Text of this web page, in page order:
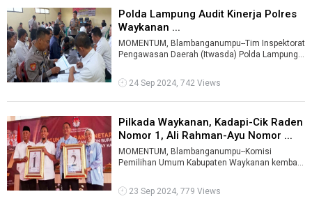
Polda Lampung Audit Kinerja Polres
Waykanan ...
MOMENTUM, Blambanganumpu--Tim Inspektorat
Pengawasan Daerah (Itwasda) Polda Lampung
24 Sep 2024, 742 Views
Pilkada Waykanan, Kadapi-Cik Raden
Nomor 1, Ali Rahman-Ayu Nomor ...
MOMENTUM, Blambanganumpu--Komisi
Pemilihan Umum Kabupaten Waykanan kembali
Pengundi ...
23 Sep 2024, 779 Views